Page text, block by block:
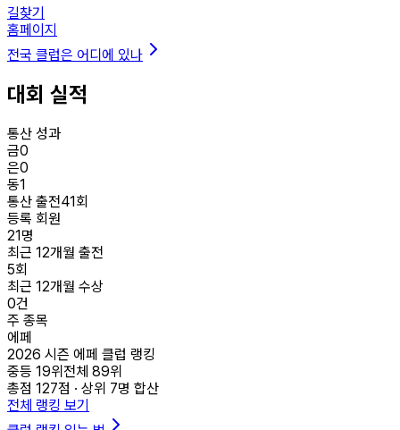
길찾기
홈페이지
전국 클럽은 어디에 있나
대회 실적
통산 성과
금0
은0
동1
통산 출전41회
등록 회원
21명
최근 12개월 출전
5회
최근 12개월 수상
0건
주 종목
에페
2026 시즌 에페 클럽 랭킹
중등 19위전체 89위
총점 127점 · 상위 7명 합산
전체 랭킹 보기